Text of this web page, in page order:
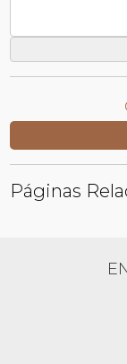
Páginas